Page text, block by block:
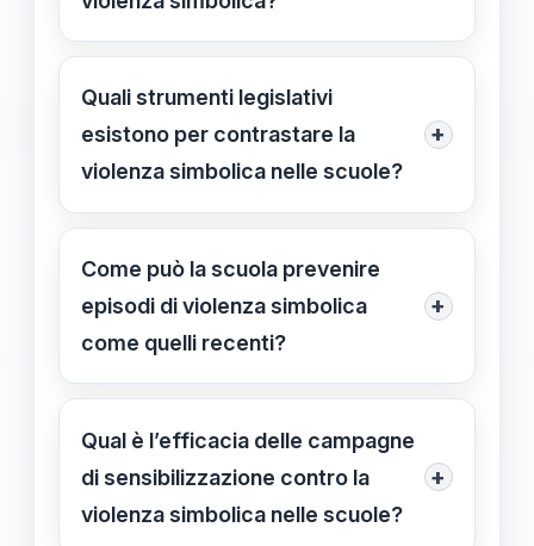
Le istituzioni hanno condannato gli
episodi, avviato indagini e promosso
iniziative di formazione, ma la
rilevanza di interventi più mirati è
Quali strumenti legislativi
esistono per contrastare la
violenza simbolica nelle scuole?
+
La legge 119/2013 sulla prevenzione e
il contrasto alla violenza di genere,
insieme a bandi nazionali e regionali,
forniscono risorse e strumenti di
Come può la scuola prevenire
episodi di violenza simbolica
come quelli recenti?
+
Implementando programmi di
sensibilizzazione, educazione di
genere e formazione specifica per
docenti, per promuovere rispetto e
Qual è l’efficacia delle campagne
di sensibilizzazione contro la
violenza simbolica nelle scuole?
+